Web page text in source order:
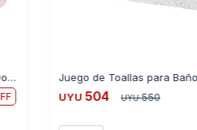
Juego de Toallas para Baño Dohler 2 Piezas - ROSA
UYU 504 UYU 550